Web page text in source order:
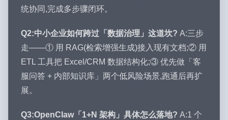
统协同,完成多步骤闭环。
Q2:中小企业如何跨过「数据治理」这道坎? A:三步
走——① 用 RAG(检索增强生成)接入现有文档;② 用
ETL 工具把 Excel/CRM 数据结构化;③ 优先做「客
服问答 + 内部知识库」两个低风险场景,跑通后再扩
展。
Q3:OpenClaw「1+N 架构」具体怎么落地? A:1 个